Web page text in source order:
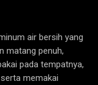
air bersih yang
matang penuh,
pada tempatnya,
memakai